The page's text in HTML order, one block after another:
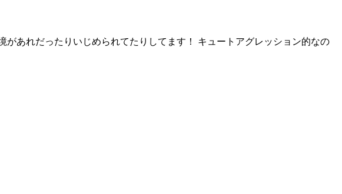
あれだったりいじめられてたりしてます！ キュートアグレッション的なの